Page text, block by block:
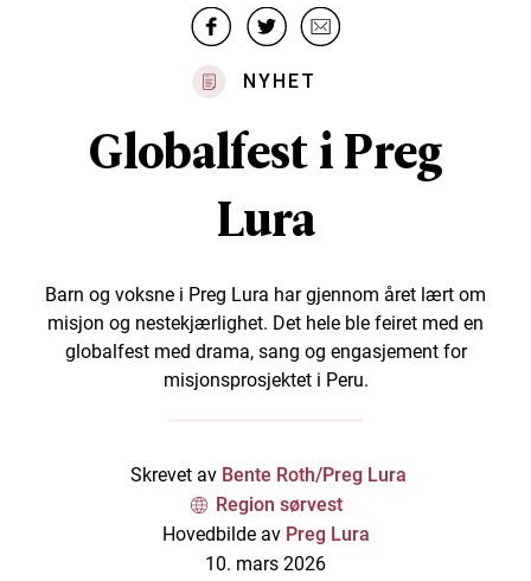
NYHET
Globalfest i Preg
Lura
Barn og voksne i Preg Lura har gjennom året lært om
misjon og nestekjærlighet. Det hele ble feiret med en
globalfest med drama, sang og engasjement for
misjonsprosjektet i Peru.
Skrevet av Bente Roth/Preg Lura
Region sørvest
Hovedbilde av Preg Lura
10. mars 2026